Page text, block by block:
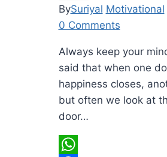
BySuriyal Motivational
0 Comments
Always keep your
said that when one
happiness closes,
but often we look at
door…